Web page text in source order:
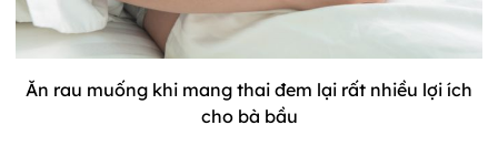
Ăn rau muống khi mang thai đem lại rất nhiều lợi ích
cho bà bầu